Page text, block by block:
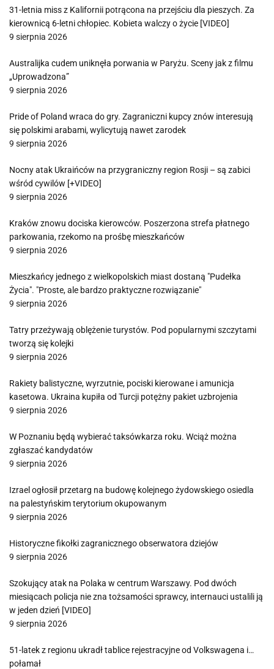
31-letnia miss z Kalifornii potrącona na przejściu dla pieszych. Za
kierownicą 6-letni chłopiec. Kobieta walczy o życie [VIDEO]
9 sierpnia 2026
Australijka cudem uniknęła porwania w Paryżu. Sceny jak z filmu
„Uprowadzona”
9 sierpnia 2026
Pride of Poland wraca do gry. Zagraniczni kupcy znów interesują
się polskimi arabami, wylicytują nawet zarodek
9 sierpnia 2026
Nocny atak Ukraińców na przygraniczny region Rosji – są zabici
wśród cywilów [+VIDEO]
9 sierpnia 2026
Kraków znowu dociska kierowców. Poszerzona strefa płatnego
parkowania, rzekomo na prośbę mieszkańców
9 sierpnia 2026
Mieszkańcy jednego z wielkopolskich miast dostaną "Pudełka
Życia". "Proste, ale bardzo praktyczne rozwiązanie"
9 sierpnia 2026
Tatry przeżywają oblężenie turystów. Pod popularnymi szczytami
tworzą się kolejki
9 sierpnia 2026
Rakiety balistyczne, wyrzutnie, pociski kierowane i amunicja
kasetowa. Ukraina kupiła od Turcji potężny pakiet uzbrojenia
9 sierpnia 2026
W Poznaniu będą wybierać taksówkarza roku. Wciąż można
zgłaszać kandydatów
9 sierpnia 2026
Izrael ogłosił przetarg na budowę kolejnego żydowskiego osiedla
na palestyńskim terytorium okupowanym
9 sierpnia 2026
Historyczne fikołki zagranicznego obserwatora dziejów
9 sierpnia 2026
Szokujący atak na Polaka w centrum Warszawy. Pod dwóch
miesiącach policja nie zna tożsamości sprawcy, internauci ustalili ją
w jeden dzień [VIDEO]
9 sierpnia 2026
51-latek z regionu ukradł tablice rejestracyjne od Volkswagena i…
połamał